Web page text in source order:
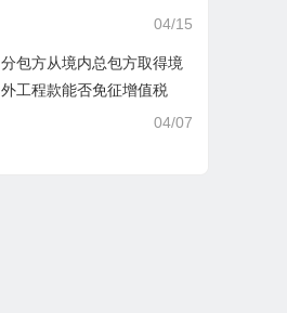
04/15
分包方从境内总包方取得境
外工程款能否免征增值税
04/07